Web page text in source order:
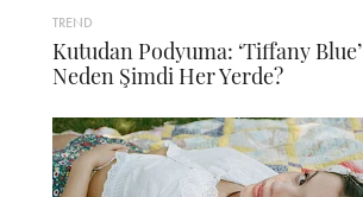
TREND
Kutudan Podyuma: ‘Tiffany Blue’
Neden Şimdi Her Yerde?